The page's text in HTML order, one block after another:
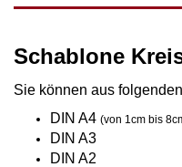
Schablone
Sie können aus
DIN A4 (von 1cm bis
DIN A3
DIN A2